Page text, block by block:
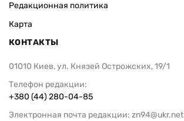
Редакционная политика
Карта
КОНТАКТЫ
01010 Киев, ул. Князей Острожских, 19/1
Телефон редакции:
+380 (44) 280-04-85
Электронная почта редакции: zn94@ukr.net